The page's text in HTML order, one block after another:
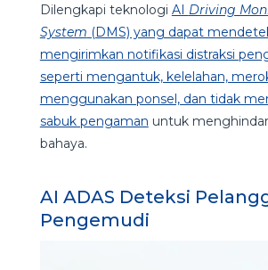
Dilengkapi teknologi AI Driving
System (DMS) yang dapat
mengirimkan notifikasi distraksi
seperti mengantuk, kelelahan,
menggunakan ponsel, dan tidak
sabuk pengaman untuk
bahaya.
AI ADAS Deteksi
Pengemudi